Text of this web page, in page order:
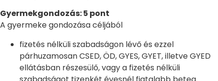
Gyermekgondozás: 5 pont
A gyermeke gondozása céljából
fizetés nélküli szabadságon lévő és ezzel
párhuzamosan CSED, ÖD, GYES, GYET, illetve GYED
ellátásban részesülő, vagy a fizetés nélküli